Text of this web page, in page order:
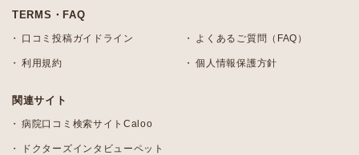
TERMS・FAQ
口コミ投稿ガイドライン よくあるご質問（FAQ）
利用規約 個人情報保護方針
関連サイト
病院口コミ検索サイトCaloo
ドクターズインタビューペット